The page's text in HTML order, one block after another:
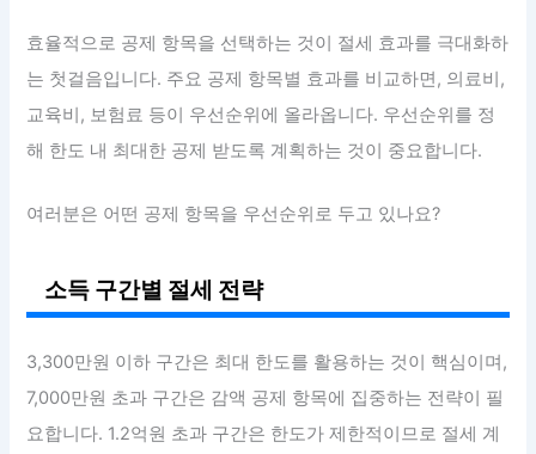
효율적으로 공제 항목을 선택하는 것이 절세 효과를 극대화하
는 첫걸음입니다. 주요 공제 항목별 효과를 비교하면, 의료비,
교육비, 보험료 등이 우선순위에 올라옵니다. 우선순위를 정
해 한도 내 최대한 공제 받도록 계획하는 것이 중요합니다.
여러분은 어떤 공제 항목을 우선순위로 두고 있나요?
소득 구간별 절세 전략
3,300만원 이하 구간은 최대 한도를 활용하는 것이 핵심이며,
7,000만원 초과 구간은 감액 공제 항목에 집중하는 전략이 필
요합니다. 1.2억원 초과 구간은 한도가 제한적이므로 절세 계